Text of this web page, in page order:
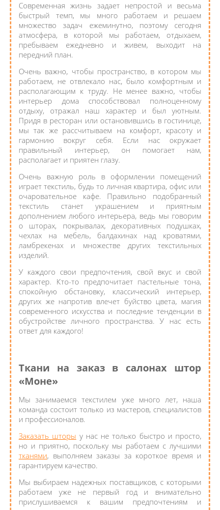
Современная жизнь задает непростой и весьма
быстрый темп, мы много работаем и решаем
множество задач ежеминутно, поэтому сегодня
атмосфера, в которой мы работаем, отдыхаем,
пребываем ежедневно и живем, выходит на
передний план.
Очень важно, чтобы пространство, в котором мы
работаем, не отвлекало нас, было комфортным и
располагающим к труду. Не менее важно, чтобы
интерьер дома способствовал полноценному
отдыху, отражал наш характер и был уютным.
Придя в ресторан или остановившись в гостинице,
мы так же рассчитываем на комфорт, красоту и
гармонию вокруг себя. Если нас окружает
правильный интерьер, он помогает нам,
располагает и приятен глазу.
Очень важную роль в оформлении помещений
играет текстиль, будь то личная квартира, офис или
очаровательное кафе. Правильно подобранный
текстиль станет украшением и приятным
дополнением любого интерьера, ведь мы говорим
о шторах, покрывалах, декоративных подушках,
чехлах на мебель, балдахинах над кроватями,
ламбрекенах и множестве других текстильных
изделий.
У каждого свои предпочтения, свой вкус и свой
характер. Кто-то предпочитает пастельные тона,
спокойную обстановку, классический интерьер,
других же напротив влечет буйство цвета, магия
современного искусства и последние тенденции в
обустройстве личного пространства. У нас есть
ответ для каждого!
Ткани на заказ в салонах штор
«Моне»
Мы занимаемся текстилем уже много лет, наша
команда состоит только из мастеров, специалистов
и профессионалов.
Заказать шторы у нас не только быстро и просто,
но и приятно, поскольку мы работаем с лучшими
тканями, выполняем заказы за короткое время и
гарантируем качество.
Мы выбираем надежных поставщиков, с которыми
работаем уже не первый год и внимательно
прислушиваемся к вашим предпочтениям и